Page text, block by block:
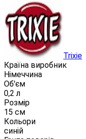
Trixie
Країна виробник
Німеччина
Об'єм
0,2 л
Розмір
15 см
Кольори
синій